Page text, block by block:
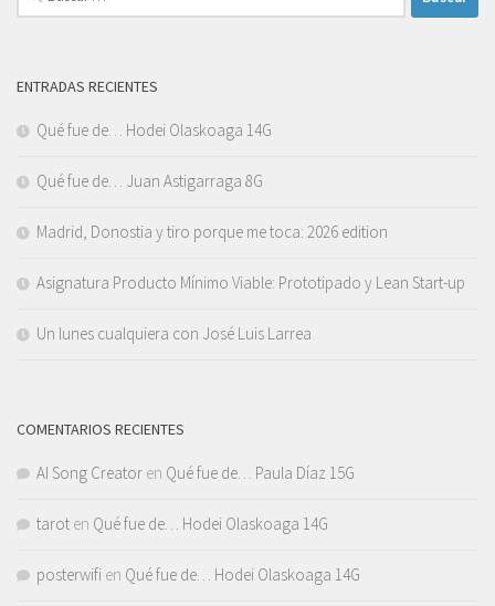
ENTRADAS RECIENTES
Qué fue de… Hodei Olaskoaga 14G
Qué fue de… Juan Astigarraga 8G
Madrid, Donostia y tiro porque me toca: 2026 edition
Asignatura Producto Mínimo Viable: Prototipado y Lean Start-up
Un lunes cualquiera con José Luis Larrea
COMENTARIOS RECIENTES
AI Song Creator en Qué fue de… Paula Díaz 15G
tarot en Qué fue de… Hodei Olaskoaga 14G
posterwifi en Qué fue de… Hodei Olaskoaga 14G